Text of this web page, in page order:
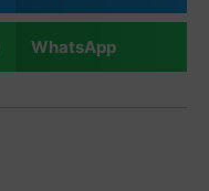
WhatsApp